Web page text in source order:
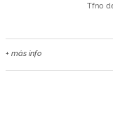
Tfno
+ más info